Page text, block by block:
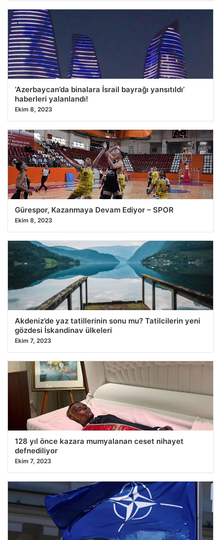
‘Azerbaycan’da binalara İsrail bayrağı yansıtıldı’
haberleri yalanlandı!
Ekim 8, 2023
Gürespor, Kazanmaya Devam Ediyor – SPOR
Ekim 8, 2023
Akdeniz’de yaz tatillerinin sonu mu? Tatilcilerin yeni
gözdesi İskandinav ülkeleri
Ekim 7, 2023
128 yıl önce kazara mumyalanan ceset nihayet
defnediliyor
Ekim 7, 2023